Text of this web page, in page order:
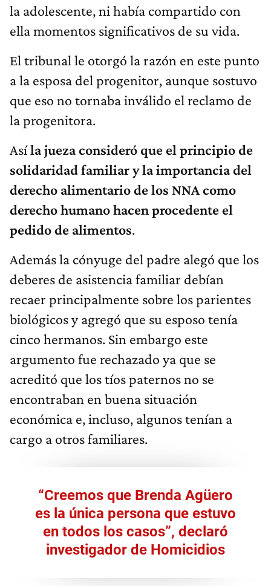
la adolescente, ni había compartido con
ella momentos significativos de su vida.
El tribunal le otorgó la razón en este punto
a la esposa del progenitor, aunque sostuvo
que eso no tornaba inválido el reclamo de
la progenitora.
Asíla jueza consideró que el principio de
solidaridad familiar y la importancia del
derecho alimentario de los NNA como
derecho humano hacen procedente el
pedido de alimentos.
Además la cónyuge del padre alegó que los
deberes de asistencia familiar debían
recaer principalmente sobre los parientes
biológicos y agregó que su esposo tenía
cinco hermanos. Sin embargo este
argumento fue rechazado ya que se
acreditó que los tíos paternos no se
encontraban en buena situación
económica e, incluso, algunos tenían a
cargo a otros familiares.
“Creemos que Brenda Agüero
es la única persona que estuvo
en todos los casos”, declaró
investigador de Homicidios